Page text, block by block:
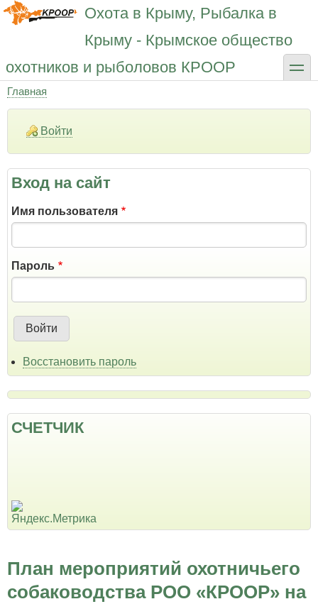
Перейти
Охота в Крыму, Рыбалка в
Крыму - Крымское общество
охотников и рыболовов КРООР
toggle
Строка
навигации
Главная
Войти
Вход на сайт
Имя пользователя
Пароль
Восстановить пароль
СЧЕТЧИК
План мероприятий охотничьего
собаководства РОО «КРООР» на